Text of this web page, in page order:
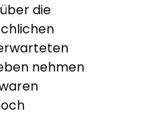
die
nehmen